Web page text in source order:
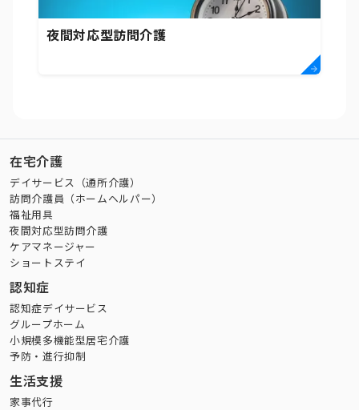
夜間対応型訪問介護
在宅介護
デイサービス（通所介護）
訪問介護員（ホームヘルパー）
福祉用具
夜間対応型訪問介護
ケアマネージャー
ショートステイ
認知症
認知症デイサービス
グループホーム
小規模多機能型居宅介護
予防・進行抑制
生活支援
家事代行